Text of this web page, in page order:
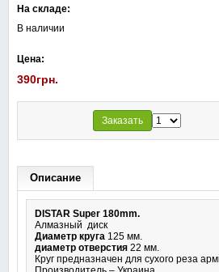
На складе:
В наличии
Цена:
390грн.
Заказать
Описание
DISTAR Super 180mm.
Алмазный диск
Диаметр круга 125 мм.
диаметр отверстия 22 мм.
Круг предназначен для сухого реза